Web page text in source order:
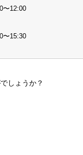
〜12:00
〜15:30
しょうか？